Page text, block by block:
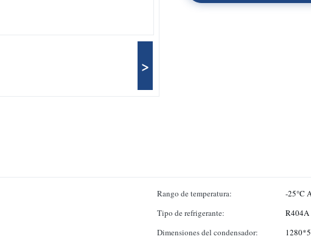
>
Rango de temperatura:
-25°C
Tipo de refrigerante:
R404A
Dimensiones del condensador: